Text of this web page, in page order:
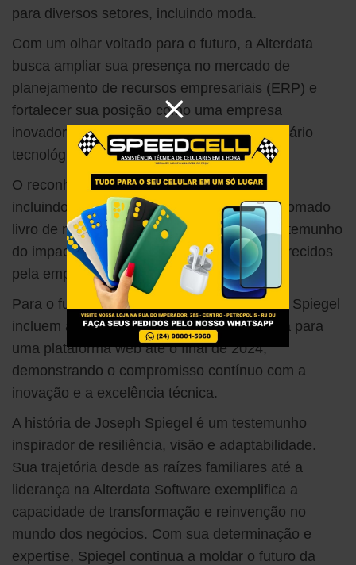
para diversos setores, incluindo moda.
Com um olhar voltado para o futuro, a Alterdata
busca ampliar sua presença no mercado de
planejamento de recursos empresariais (ERP) e
fortalecer sua posição como uma empresa
inovadora e adaptável às demandas do cenário
tecnológico em constante evolução.
O reconhecimento do trabalho da Alterdata,
incluindo a expectativa de ser citada no renomado
livro de marketing de Philip Kotler, é um testemunho
do impacto e da qualidade dos serviços oferecidos
pela empresa.
Para o futuro próximo, os planos de Joseph Spiegel
incluem a migração completa do ERP Moda para
uma plataforma web até o final de 2024,
demonstrando o compromisso contínuo com a
inovação e a excelência técnica.
A história de Joseph Spiegel é um testemunho
inspirador de resiliência, visão e adaptabilidade.
Sua trajetória desde as raízes familiares até a
liderança na Alterdata Software exemplifica a
capacidade de transformação e reinvenção no
mundo dos negócios. Com sua determinação e
expertise, Spiegel continua a moldar o futuro da